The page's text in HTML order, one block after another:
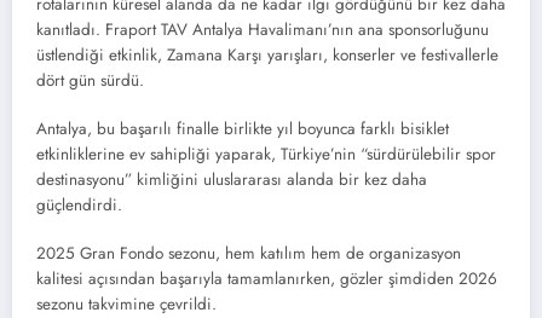
kanıtladı. Fraport TAV Antalya Havalimanı’nın ana sponsorluğunu
üstlendiği etkinlik, Zamana Karşı yarışları, konserler ve festivallerle
dört gün sürdü.
Antalya, bu başarılı finalle birlikte yıl boyunca farklı bisiklet
etkinliklerine ev sahipliği yaparak, Türkiye’nin “sürdürülebilir spor
destinasyonu” kimliğini uluslararası alanda bir kez daha
güçlendirdi.
2025 Gran Fondo sezonu, hem katılım hem de organizasyon
kalitesi açısından başarıyla tamamlanırken, gözler şimdiden 2026
sezonu takvimine çevrildi.